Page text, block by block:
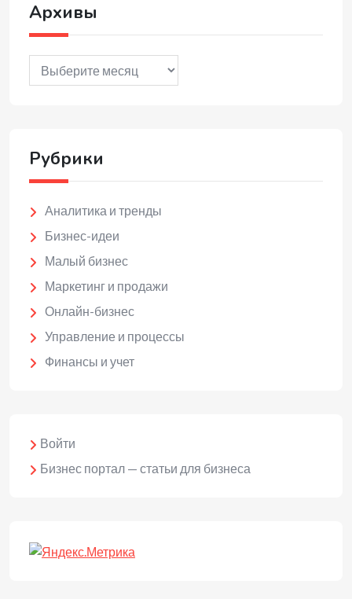
Архивы
Архивы
Рубрики
Аналитика и тренды
Бизнес-идеи
Малый бизнес
Маркетинг и продажи
Онлайн-бизнес
Управление и процессы
Финансы и учет
Войти
Бизнес портал — статьи для бизнеса